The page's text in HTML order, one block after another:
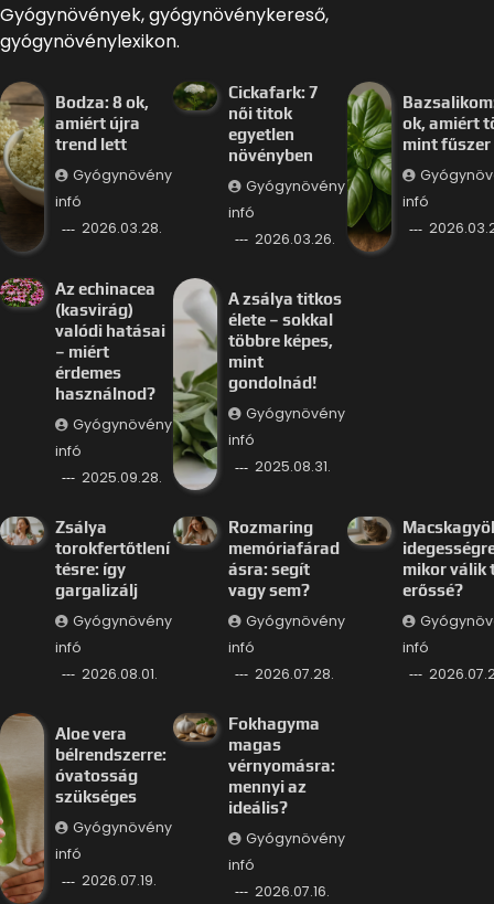
Gyógynövények, gyógynövénykereső,
gyógynövénylexikon.
Bodza: 8 ok,
amiért újra
trend lett
Gyógynövény
infó
2026.03.28.
Cickafark: 7
női titok
egyetlen
növényben
Gyógynövény
infó
2026.03.26.
ok, amiért
mint fűszer
infó
Az echinacea
(kasvirág)
valódi hatásai
– miért
érdemes
használnod?
Gyógynövény
infó
2025.09.28.
A zsálya titkos
élete – sokkal
többre képes,
mint
gondolnád!
Gyógynövény
infó
2025.08.31.
Zsálya
torokfertőtlení
tésre: így
gargalizálj
Gyógynövény
infó
2026.08.01.
Rozmaring
memóriafárad
ásra: segít
vagy sem?
Gyógynövény
infó
2026.07.28.
mikor válik
erőssé?
infó
Aloe vera
bélrendszerre:
óvatosság
szükséges
Gyógynövény
infó
2026.07.19.
Fokhagyma
magas
vérnyomásra:
mennyi az
ideális?
Gyógynövény
infó
2026.07.16.